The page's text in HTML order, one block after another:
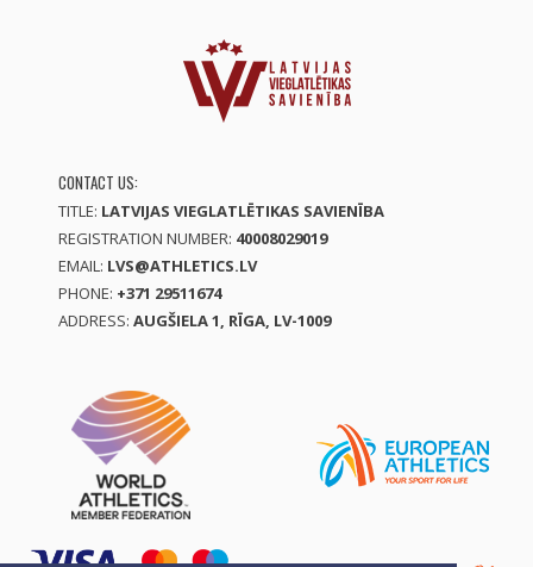
CONTACT US:
TITLE: LATVIJAS VIEGLATLĒTIKAS SAVIENĪBA
REGISTRATION NUMBER: 40008029019
EMAIL: LVS@ATHLETICS.LV
PHONE: +371 29511674
ADDRESS: AUGŠIELA 1, RĪGA, LV-1009